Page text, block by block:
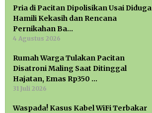
Pria di Pacitan Dipolisikan Usai Diduga
Hamili Kekasih dan Rencana
Pernikahan Ba…
4 Agustus 2026
Rumah Warga Tulakan Pacitan
Disatroni Maling Saat Ditinggal
Hajatan, Emas Rp350 …
31 Juli 2026
Waspada! Kasus Kabel WiFi Terbakar